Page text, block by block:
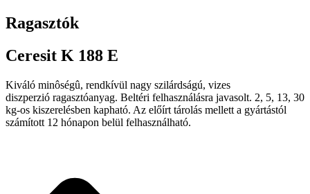
Ragasztók
Ceresit K 188 E
Kiváló minôségû, rendkívül nagy szilárdságú, vizes
diszperzió ragasztóanyag. Beltéri felhasználásra javasolt. 2, 5, 13, 30
kg-os kiszerelésben kapható. Az előírt tárolás mellett a gyártástól
számított 12 hónapon belül felhasználható.